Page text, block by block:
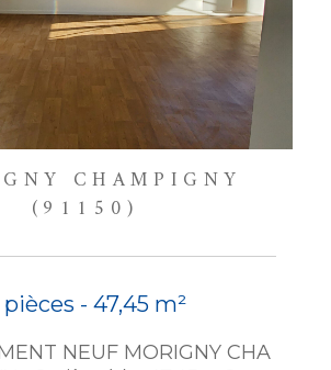
CHAMPIGNY
(91150)
pièces - 47,45 m²
NEUF MORIGNY CHA